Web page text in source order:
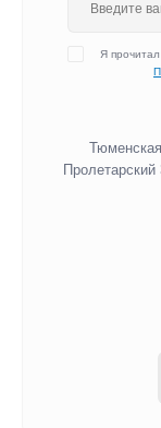
Я прочитал